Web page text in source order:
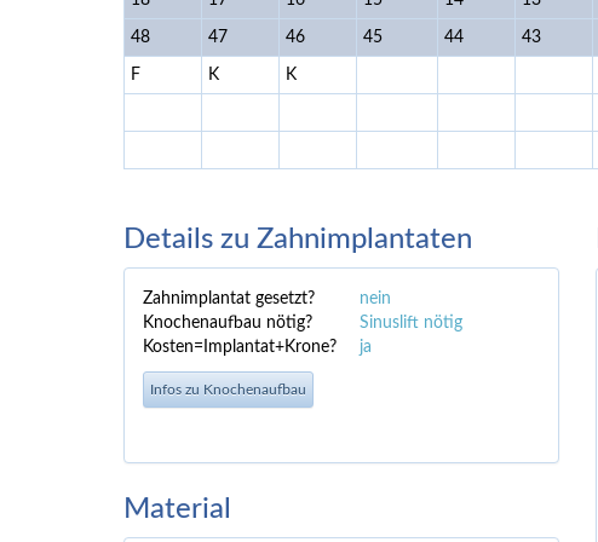
48 47 46 45 44 43
F K K
Details zu Zahnimplantaten
Zahnimplantat gesetzt?
nein
Knochenaufbau nötig?
Sinuslift nötig
Kosten=Implantat+Krone?
ja
Infos zu Knochenaufbau
Material